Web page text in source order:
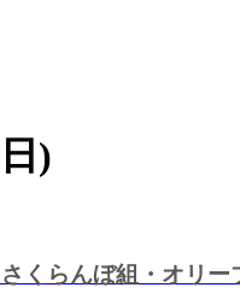
)
くらんぼ組・オリー